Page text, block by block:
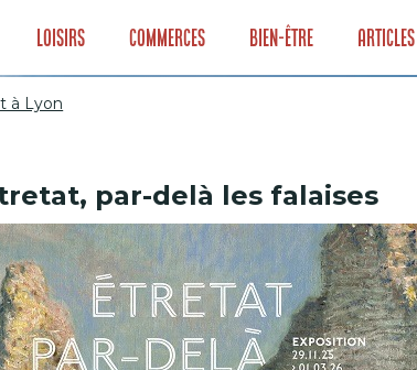
Loisirs Commerces Bien-être Articles
en ce
à Lyon
par-delà les falaises